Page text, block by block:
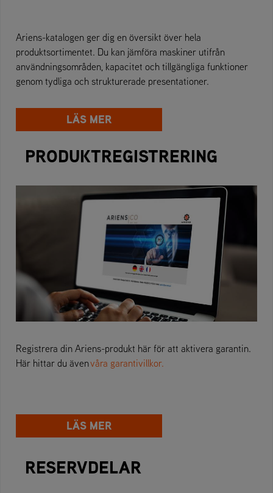
Ariens-katalogen ger dig en översikt över hela
produktsortimentet. Du kan jämföra maskiner utifrån
användningsområden, kapacitet och tillgängliga funktioner
genom tydliga och strukturerade presentationer.
LÄS MER
PRODUKTREGISTRERING
Registrera din Ariens-produkt här för att aktivera garantin.
Här hittar du ävenvåra garantivillkor.
LÄS MER
RESERVDELAR